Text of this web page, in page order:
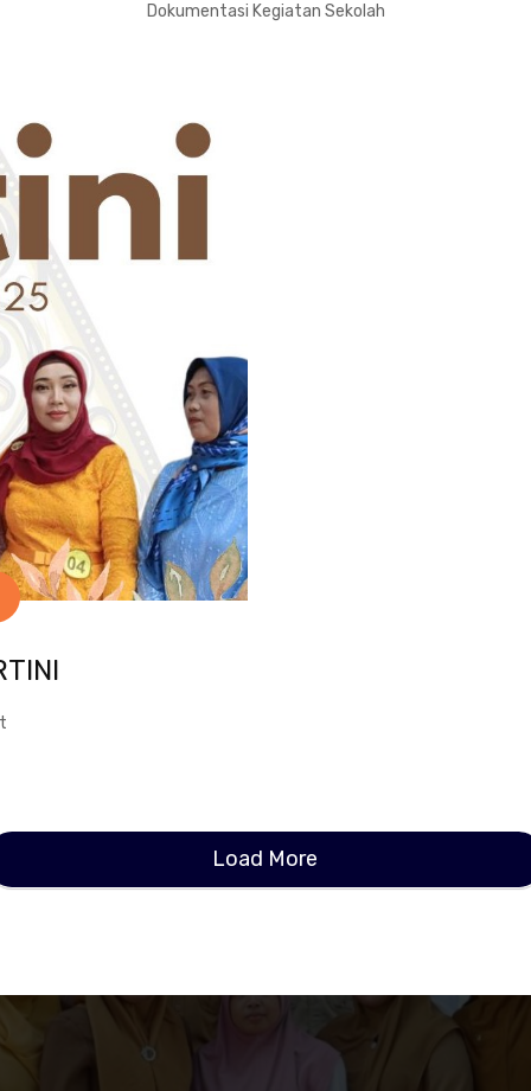
Dokumentasi Kegiatan Sekolah
Load More